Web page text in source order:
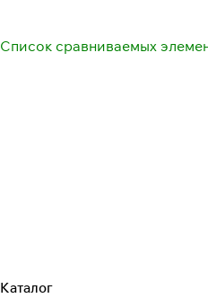
Список сравниваемых
Каталог